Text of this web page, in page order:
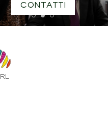
1 2 3
CONTATTI